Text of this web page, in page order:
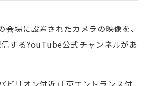
会場に設置されたカメラの映像を、
するYouTube公式チャンネルがあ
ビリオン付近」「東エントランス付